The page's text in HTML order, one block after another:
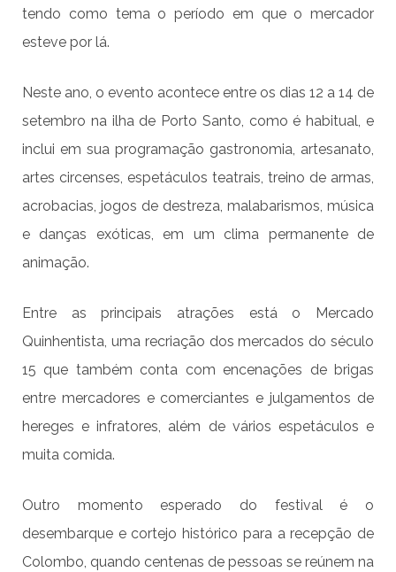
tendo como tema o período em que o mercador
esteve por lá.
Neste ano, o evento acontece entre os dias 12 a 14 de
setembro na ilha de Porto Santo, como é habitual, e
inclui em sua programação gastronomia, artesanato,
artes circenses, espetáculos teatrais, treino de armas,
acrobacias, jogos de destreza, malabarismos, música
e danças exóticas, em um clima permanente de
animação.
Entre as principais atrações está o Mercado
Quinhentista, uma recriação dos mercados do século
15 que também conta com encenações de brigas
entre mercadores e comerciantes e julgamentos de
hereges e infratores, além de vários espetáculos e
muita comida.
Outro momento esperado do festival é o
desembarque e cortejo histórico para a recepção de
Colombo, quando centenas de pessoas se reúnem na